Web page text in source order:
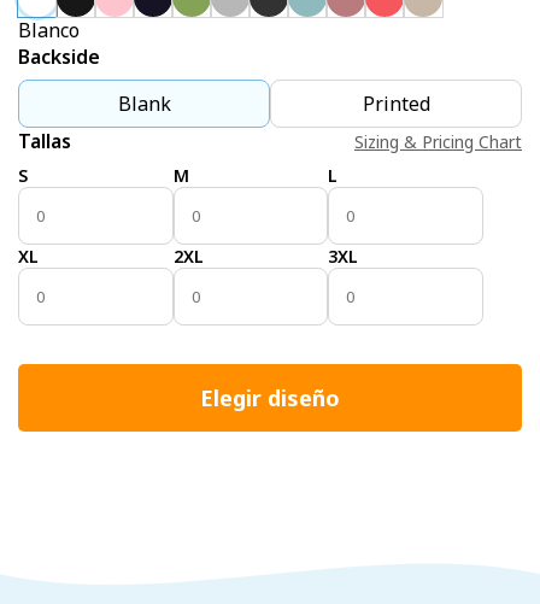
Blanco
Backside
Blank
Printed
Tallas
Sizing & Pricing Chart
S
M L
XL 2XL 3XL
Elegir diseño